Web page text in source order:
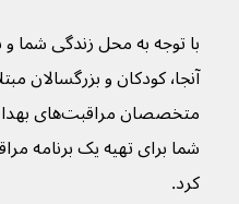
با توجه به محل زندگی
آنجا٬ کودکان و
شما برای تهیه یک برنامه
کرد.